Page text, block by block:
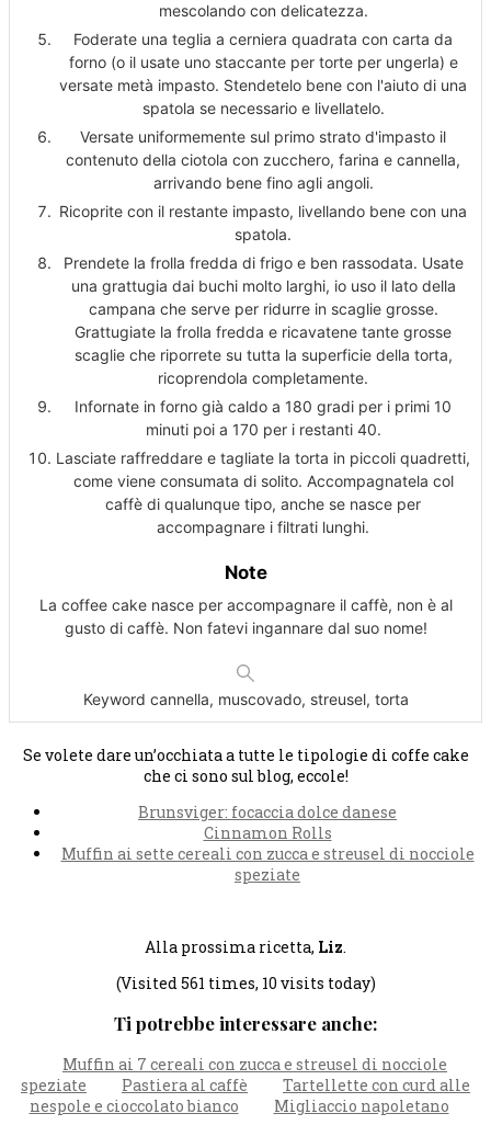
mescolando con delicatezza.
Foderate una teglia a cerniera quadrata con carta da
forno (o il usate uno staccante per torte per ungerla) e
versate metà impasto. Stendetelo bene con l'aiuto di una
spatola se necessario e livellatelo.
Versate uniformemente sul primo strato d'impasto il
contenuto della ciotola con zucchero, farina e cannella,
arrivando bene fino agli angoli.
Ricoprite con il restante impasto, livellando bene con una
spatola.
Prendete la frolla fredda di frigo e ben rassodata. Usate
una grattugia dai buchi molto larghi, io uso il lato della
campana che serve per ridurre in scaglie grosse.
Grattugiate la frolla fredda e ricavatene tante grosse
scaglie che riporrete su tutta la superficie della torta,
ricoprendola completamente.
Infornate in forno già caldo a 180 gradi per i primi 10
minuti poi a 170 per i restanti 40.
Lasciate raffreddare e tagliate la torta in piccoli quadretti,
come viene consumata di solito. Accompagnatela col
caffè di qualunque tipo, anche se nasce per
accompagnare i filtrati lunghi.
Note
La coffee cake nasce per accompagnare il caffè, non è al
gusto di caffè. Non fatevi ingannare dal suo nome!
Keyword cannella, muscovado, streusel, torta
Se volete dare un’occhiata a tutte le tipologie di coffe cake
che ci sono sul blog, eccole!
Brunsviger: focaccia dolce danese
Cinnamon Rolls
Muffin ai sette cereali con zucca e streusel di nocciole
speziate
Alla prossima ricetta, Liz.
(Visited 561 times, 10 visits today)
Ti potrebbe interessare anche:
Muffin ai 7 cereali con zucca e streusel di nocciole
speziate
Pastiera al caffè
Tartellette con curd alle
nespole e cioccolato bianco
Migliaccio napoletano